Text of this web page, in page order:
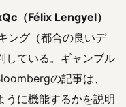
（Félix Lengyel）
ング（都合の良いデ
している。ギャンブル
の記事は、
うに機能するかを説明